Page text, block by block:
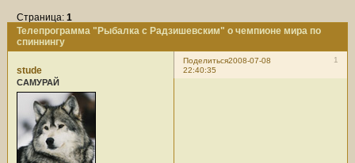
Телепрограмма "Рыбалка с Радзишевским" о чемпионе мира по
спиннингу
Страница:1
Поделиться 1
2008-07-08
22:40:35
stude
САМУРАЙ